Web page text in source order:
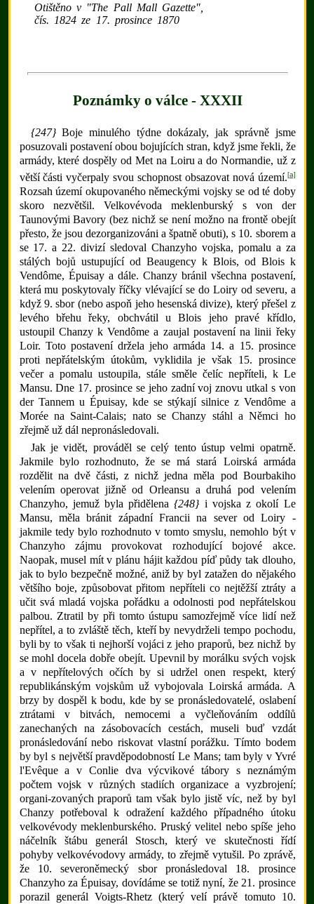
Otištěno v "The Pall Mall Gazette",
čís. 1824 ze 17. prosince 1870
Poznámky o válce - XXXII
{247}Boje minulého týdne dokázaly, jak správně jsme
posuzovali postavení obou bojujících stran, když jsme řekli, že
armády, které dospěly od Met na Loiru a do Normandie, už z
větší části vyčerpaly svou schopnost obsazovat nová území.[a]
Rozsah území okupovaného německými vojsky se od té doby
skoro nezvětšil. Velkovévoda meklenburský s von der
Taunovými Bavory (bez nichž se není možno na frontě obejít
přesto, že jsou dezorganizováni a špatně obuti), s 10. sborem a
se 17. a 22. divizí sledoval Chanzyho vojska, pomalu a za
stálých bojů ustupující od Beaugency k Blois, od Blois k
Vendôme, Épuisay a dále. Chanzy bránil všechna postavení,
která mu poskytovaly říčky vlévající se do Loiry od severu, a
když 9. sbor (nebo aspoň jeho hesenská divize), který přešel z
levého břehu řeky, obchvátil u Blois jeho pravé křídlo,
ustoupil Chanzy k Vendôme a zaujal postavení na linii řeky
Loir. Toto postavení držela jeho armáda 14. a 15. prosince
proti nepřátelským útokům, vyklidila je však 15. prosince
večer a pomalu ustoupila, stále směle čelíc nepříteli, k Le
Mansu. Dne 17. prosince se jeho zadní voj znovu utkal s von
der Tannem u Épuisay, kde se stýkají silnice z Vendôme a
Morée na Saint-Calais; nato se Chanzy stáhl a Němci ho
zřejmě už dál nepronásledovali.
Jak je vidět, prováděl se celý tento ústup velmi opatrně.
Jakmile bylo rozhodnuto, že se má stará Loirská armáda
rozdělit na dvě části, z nichž jedna měla pod Bourbakiho
velením operovat jižně od Orleansu a druhá pod velením
Chanzyho, jemuž byla přidělena{248}i vojska z okolí Le
Mansu, měla bránit západní Francii na sever od Loiry -
jakmile tedy bylo rozhodnuto v tomto smyslu, nemohlo být v
Chanzyho zájmu provokovat rozhodující bojové akce.
Naopak, musel mít v plánu hájit každou píď půdy tak dlouho,
jak to bylo bezpečně možné, aniž by byl zatažen do nějakého
většího boje, způsobovat přitom nepříteli co nejtěžší ztráty a
učit svá mladá vojska pořádku a odolnosti pod nepřátelskou
palbou. Ztratil by při tomto ústupu samozřejmě více lidí než
nepřítel, a to zvláště těch, kteří by nevydrželi tempo pochodu,
byli by to však ti nejhorší vojáci z jeho praporů, bez nichž by
se mohl docela dobře obejít. Upevnil by morálku svých vojsk
a v nepřítelových očích by si udržel onen respekt, který
republikánským vojskům už vybojovala Loirská armáda. A
brzy by dospěl k bodu, kde by se pronásledovatelé, oslabení
ztrátami v bitvách, nemocemi a vyčleňováním oddílů
zanechaných na zásobovacích cestách, museli buď vzdát
pronásledování nebo riskovat vlastní porážku. Tímto bodem
by byl s největší pravděpodobností Le Mans; tam byly v Yvré
l'Evêque a v Conlie dva výcvikové tábory s neznámým
počtem vojsk v různých stadiích organizace a vyzbrojení;
organi-zovaných praporů tam však bylo jistě víc, než by byl
Chanzy potřeboval k odražení každého případného útoku
velkovévody meklenburského. Pruský velitel nebo spíše jeho
náčelník štábu generál Stosch, který ve skutečnosti řídí
pohyby velkovévodovy armády, to zřejmě vytušil. Po zprávě,
že 10. severoněmecký sbor pronásledoval 18. prosince
Chanzyho za Épuisay, dovídáme se totiž nyní, že 21. prosince
porazil generál Voigts-Rhetz (který velí právě tomuto 10.